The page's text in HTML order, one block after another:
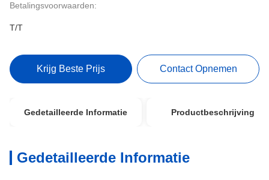
Betalingsvoorwaarden:
T/T
Krijg Beste Prijs Contact Opnemen
Gedetailleerde Informatie Productbeschrijving
Gedetailleerde Informatie